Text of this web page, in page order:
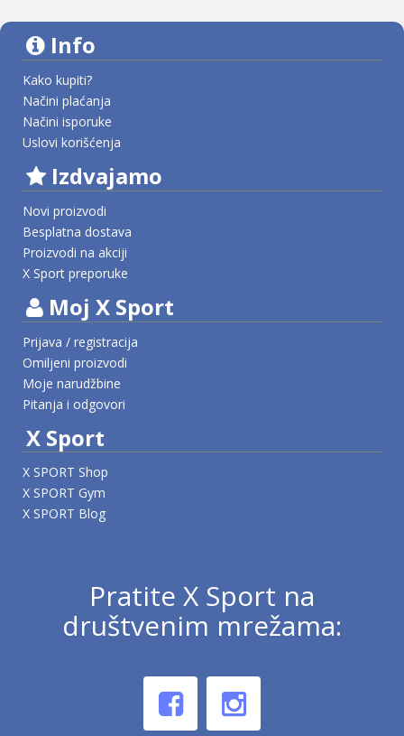
Info
Kako kupiti?
Načini plaćanja
Načini isporuke
Uslovi korišćenja
Izdvajamo
Novi proizvodi
Besplatna dostava
Proizvodi na akciji
X Sport preporuke
Moj X Sport
Prijava / registracija
Omiljeni proizvodi
Moje narudžbine
Pitanja i odgovori
X Sport
X SPORT Shop
X SPORT Gym
X SPORT Blog
Pratite X Sport na
društvenim mrežama: